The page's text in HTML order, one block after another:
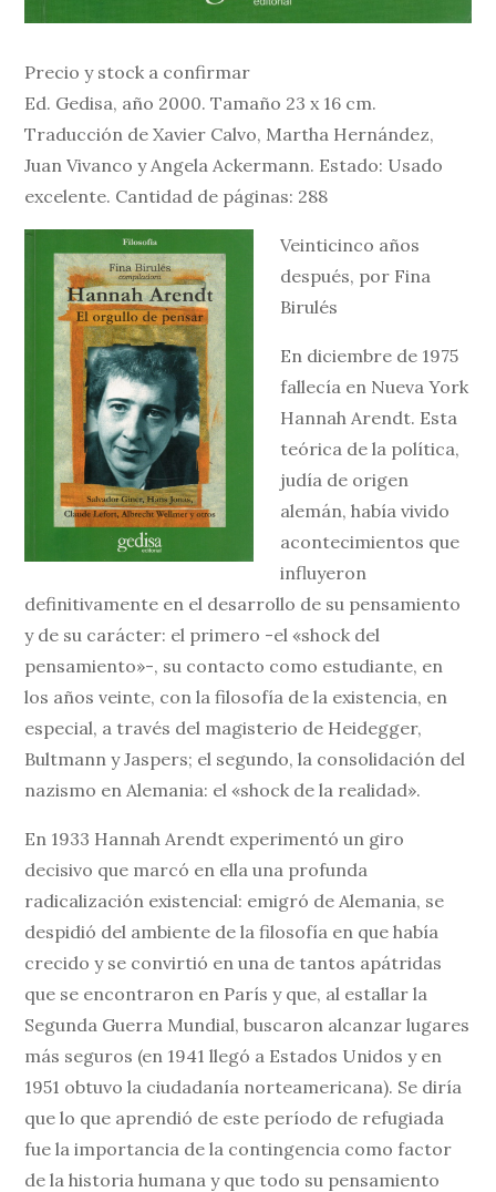
Precio y stock a confirmar
Ed. Gedisa, año 2000. Tamaño 23 x 16 cm.
Traducción de Xavier Calvo, Martha Hernández,
Juan Vivanco y Angela Ackermann. Estado: Usado
excelente. Cantidad de páginas: 288
Veinticinco años
después, por Fina
Birulés
En diciembre de 1975
fallecía en Nueva York
Hannah Arendt. Esta
teórica de la política,
judía de origen
alemán, había vivido
acontecimientos que
influyeron
definitivamente en el desarrollo de su pensamiento
y de su carácter: el primero -el «shock del
pensamiento»-, su contacto como estudiante, en
los años veinte, con la filosofía de la existencia, en
especial, a través del magisterio de Heidegger,
Bultmann y Jaspers; el segundo, la consolidación del
nazismo en Alemania: el «shock de la realidad».
En 1933 Hannah Arendt experimentó un giro
decisivo que marcó en ella una profunda
radicalización existencial: emigró de Alemania, se
despidió del ambiente de la filosofía en que había
crecido y se convirtió en una de tantos apátridas
que se encontraron en París y que, al estallar la
Segunda Guerra Mundial, buscaron alcanzar lugares
más seguros (en 1941 llegó a Estados Unidos y en
1951 obtuvo la ciudadanía norteamericana). Se diría
que lo que aprendió de este período de refugiada
fue la importancia de la contingencia como factor
de la historia humana y que todo su pensamiento